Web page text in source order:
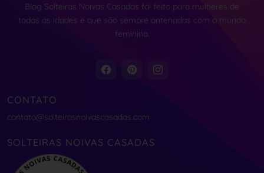
Blog Solteiras Noivas Casadas foi feito para mulheres de
todas as idades e que são sempre antenadas com o mundo
feminino.
CONTATO
contato@solteirasnoivascasadas.com
SOLTEIRAS NOIVAS CASADAS